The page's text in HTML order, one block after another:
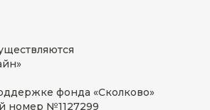
фонда «Сколково»
номер №1127299